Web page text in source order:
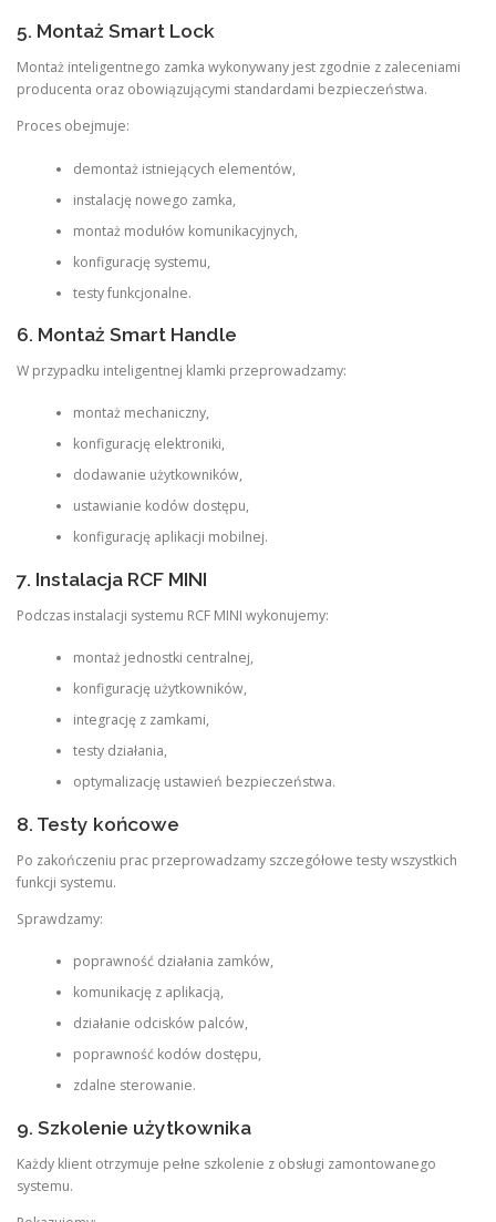
5. Montaż Smart Lock
Montaż inteligentnego zamka wykonywany jest zgodnie z zaleceniami
producenta oraz obowiązującymi standardami bezpieczeństwa.
Proces obejmuje:
demontaż istniejących elementów,
instalację nowego zamka,
montaż modułów komunikacyjnych,
konfigurację systemu,
testy funkcjonalne.
6. Montaż Smart Handle
W przypadku inteligentnej klamki przeprowadzamy:
montaż mechaniczny,
konfigurację elektroniki,
dodawanie użytkowników,
ustawianie kodów dostępu,
konfigurację aplikacji mobilnej.
7. Instalacja RCF MINI
Podczas instalacji systemu RCF MINI wykonujemy:
montaż jednostki centralnej,
konfigurację użytkowników,
integrację z zamkami,
testy działania,
optymalizację ustawień bezpieczeństwa.
8. Testy końcowe
Po zakończeniu prac przeprowadzamy szczegółowe testy wszystkich
funkcji systemu.
Sprawdzamy:
poprawność działania zamków,
komunikację z aplikacją,
działanie odcisków palców,
poprawność kodów dostępu,
zdalne sterowanie.
9. Szkolenie użytkownika
Każdy klient otrzymuje pełne szkolenie z obsługi zamontowanego
systemu.